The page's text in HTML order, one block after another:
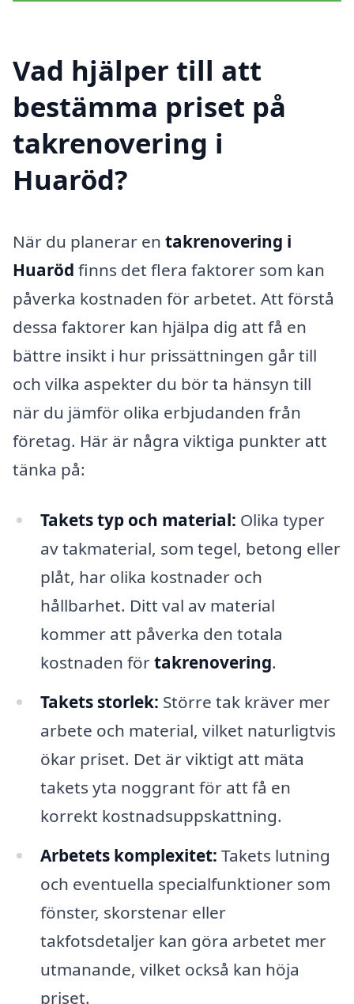
Vad hjälper till att
bestämma priset på
takrenovering i
Huaröd?
När du planerar en takrenovering i
Huaröd finns det flera faktorer som kan
påverka kostnaden för arbetet. Att förstå
dessa faktorer kan hjälpa dig att få en
bättre insikt i hur prissättningen går till
och vilka aspekter du bör ta hänsyn till
när du jämför olika erbjudanden från
företag. Här är några viktiga punkter att
tänka på:
Takets typ och material: Olika typer
av takmaterial, som tegel, betong eller
plåt, har olika kostnader och
hållbarhet. Ditt val av material
kommer att påverka den totala
kostnaden förtakrenovering.
Takets storlek: Större tak kräver mer
arbete och material, vilket naturligtvis
ökar priset. Det är viktigt att mäta
takets yta noggrant för att få en
korrekt kostnadsuppskattning.
Arbetets komplexitet: Takets lutning
och eventuella specialfunktioner som
fönster, skorstenar eller
takfotsdetaljer kan göra arbetet mer
utmanande, vilket också kan höja
priset.